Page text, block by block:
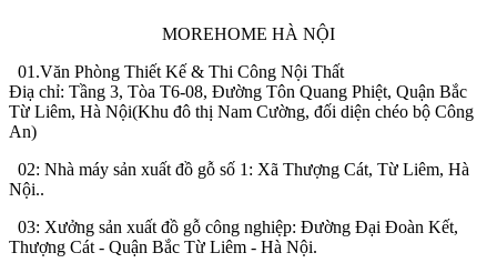
MOREHOME HÀ NỘI
01.Văn Phòng Thiết Kế & Thi Công Nội Thất
Điạ chỉ: Tầng 3, Tòa T6-08, Đường Tôn Quang Phiệt, Quận Bắc
Từ Liêm, Hà Nội(Khu đô thị Nam Cường, đối diện chéo bộ Công
An)
02: Nhà máy sản xuất đồ gỗ số 1: Xã Thượng Cát, Từ Liêm, Hà
Nội..
03: Xưởng sản xuất đồ gỗ công nghiệp: Đường Đại Đoàn Kết,
Thượng Cát - Quận Bắc Từ Liêm - Hà Nội.